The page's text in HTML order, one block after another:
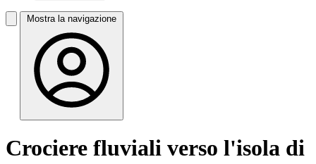
Mostra la navigazione
Crociere fluviali verso l'isola di